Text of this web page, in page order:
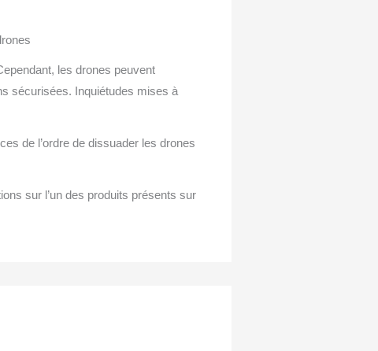
les drones peuvent
sécurisées. Inquiétudes mises à
de l’ordre de dissuader les drones
sur l’un des produits présents sur